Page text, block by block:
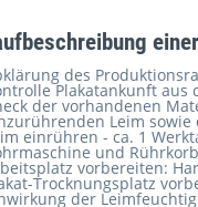
des
Plakatankunft aus
der vorhandenen
Leim
einrühren - ca. 1
und
vorbereiten:
Trocknungsplatz
der